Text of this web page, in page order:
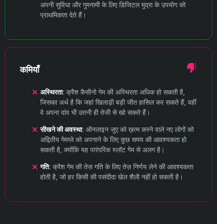
अपनी सुविधा और गुमनामी के लिए डिजिटल मुद्रा के उपयोग को
प्राथमिकता देते हैं।
कमियाँ
अस्थिरता: क्रैश कैसीनो गेम की अस्थिरता अधिक हो सकती है,
जिसका अर्थ है कि जहां खिलाड़ी बड़ी जीत हासिल कर सकते हैं, वहीं
वे अपना दांव भी उतनी ही तेजी से खो सकते हैं।
सीखने की अवस्था: ऑनलाइन जुए को ख़त्म करने वाले नए लोगों को
अद्वितीय गेमप्ले को अपनाने के लिए कुछ समय की आवश्यकता हो
सकती है, क्योंकि यह पारंपरिक स्लॉट गेम से अलग है।
गति: क्रैश गेम की तेज़ गति के लिए तेज़ निर्णय लेने की आवश्यकता
होती है, जो हर किसी की पसंदीदा खेल शैली नहीं हो सकती है।